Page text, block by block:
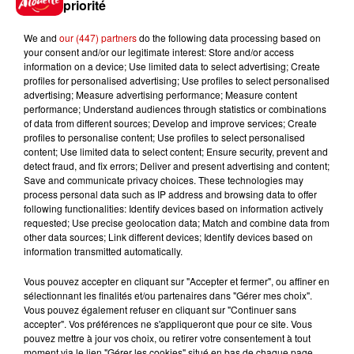
6 août 2026
Invasion de physalies sur des
plages du Sud-Ouest
6 août 2026
À LA UNE : affaire Manon
Relandeau, musée cambriolé et
Amel Bent en...
Jeux Voir plus
Gagnez vos places pour le
priorité
We and our (447) partnersdo the following data processing based on
your consent and/or our legitimate interest: Store and/or access
information on a device; Use limited data to select advertising; Create
profiles for personalised advertising; Use profiles to select personalised
advertising; Measure advertising performance; Measure content
performance; Understand audiences through statistics or combinations
of data from different sources; Develop and improve services; Create
profiles to personalise content; Use profiles to select personalised
content; Use limited data to select content; Ensure security, prevent and
detect fraud, and fix errors; Deliver and present advertising and content;
Save and communicate privacy choices. These technologies may
process personal data such as IP address and browsing data to offer
following functionalities: Identify devices based on information actively
requested; Use precise geolocation data; Match and combine data from
other data sources; Link different devices; Identify devices based on
information transmitted automatically.
Vous pouvez accepter en cliquant sur "Accepter et fermer", ou affiner en
sélectionnant les finalités et/ou partenaires dans "Gérer mes choix".
Vous pouvez également refuser en cliquant sur "Continuer sans
accepter". Vos préférences ne s'appliqueront que pour ce site. Vous
pouvez mettre à jour vos choix, ou retirer votre consentement à tout